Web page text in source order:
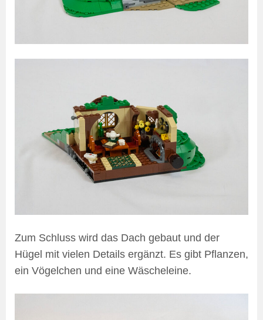
Zum Schluss wird das Dach gebaut und der
Hügel mit vielen Details ergänzt. Es gibt Pflanzen,
ein Vögelchen und eine Wäscheleine.